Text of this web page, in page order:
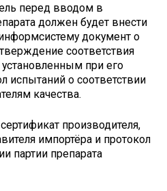
перед вводом в
должен будет внести
документ о
соответствия
при его
испытаний о соответствии
качества.
производителя,
импортёра и протокол
партии препарата